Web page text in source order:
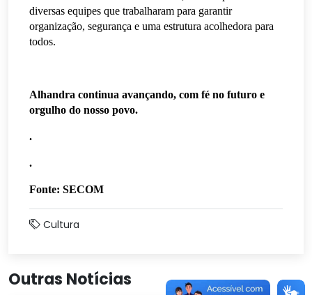
diversas equipes que trabalharam para garantir
organização, segurança e uma estrutura acolhedora para
todos.
Alhandra continua avançando, com fé no futuro e
orgulho do nosso povo.
.
.
Fonte: SECOM
Cultura
Outras Notícias